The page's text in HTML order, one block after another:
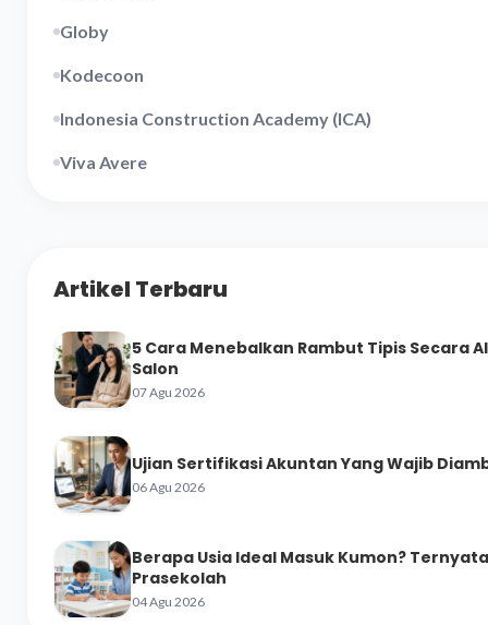
Globy
Kodecoon
Indonesia Construction Academy (ICA)
Viva Avere
Artikel Terbaru
5 Cara Menebalkan Rambut Tipis Secara
Salon
07 Agu 2026
Ujian Sertifikasi Akuntan Yang Wajib
06 Agu 2026
Berapa Usia Ideal Masuk Kumon?
Prasekolah
04 Agu 2026